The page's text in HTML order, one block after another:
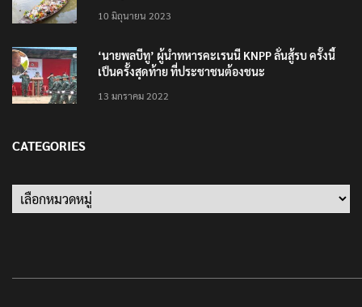
10 มิถุนายน 2023
‘นายพลบีทู’ ผู้นำทหารคะเรนนี KNPP ลั่นสู้รบ ครั้งนี้
เป็นครั้งสุดท้าย ที่ประชาชนต้องชนะ
13 มกราคม 2022
CATEGORIES
Categories